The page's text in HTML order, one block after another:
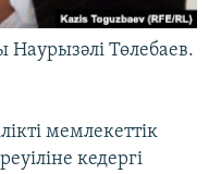
Төлебаев.
мемлекеттік
кедергі